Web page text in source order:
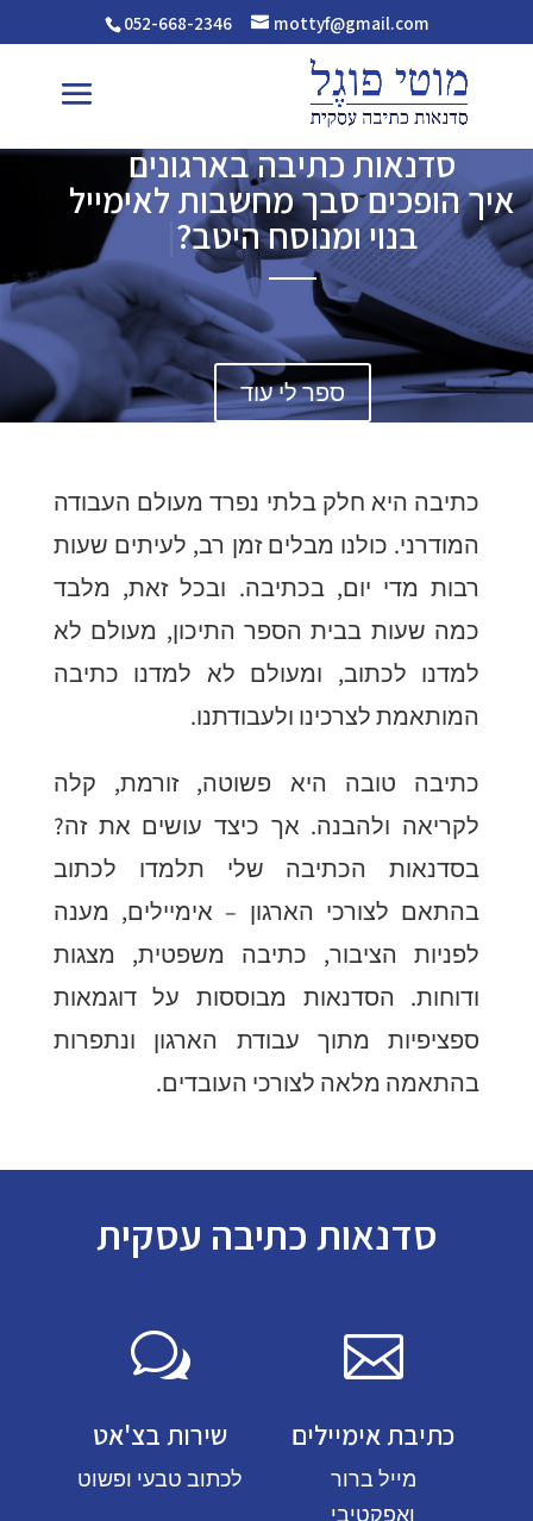
052-668-2346 mottyf@gmail.com
סדנאות כתיבה בארגונים
איך הופכים סבך מחשבות לאימייל
בנוי ומנוסח היטב?
ספר לי עוד
כתיבה היא חלק בלתי נפרד מעולם העבודה
המודרני. כולנו מבלים זמן רב, לעיתים שעות
רבות מדי יום, בכתיבה. ובכל זאת, מלבד
כמה שעות בבית הספר התיכון, מעולם לא
למדנו לכתוב, ומעולם לא למדנו כתיבה
המותאמת לצרכינו ולעבודתנו.
כתיבה טובה היא פשוטה, זורמת, קלה
לקריאה ולהבנה. אך כיצד עושים את זה?
בסדנאות הכתיבה שלי תלמדו לכתוב
בהתאם לצורכי הארגון – אימיילים, מענה
לפניות הציבור, כתיבה משפטית, מצגות
ודוחות. הסדנאות מבוססות על דוגמאות
ספציפיות מתוך עבודת הארגון ונתפרות
בהתאמה מלאה לצורכי העובדים.
סדנאות כתיבה עסקית

כתיבת אימיילים
מייל ברור
ואפקטיבי
w
שירות בצ'אט
לכתוב טבעי ופשוט